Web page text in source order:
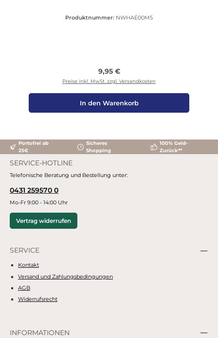
Produktnummer: NWHAE00M5
Regulärer Preis:
9,95 €
Preise inkl. MwSt. zzgl. Versandkosten
In den Warenkorb
Portofrei ab
25€
Sicheres
Shopping
100% Geld-
Zurück**
SERVICE-HOTLINE
Telefonische Beratung und Bestellung unter:
0431 259570 0
Mo-Fr 9:00 - 14:00 Uhr
Vertrag widerrufen
SERVICE
Kontakt
Versand und Zahlungsbedingungen
AGB
Widerrufsrecht
INFORMATIONEN